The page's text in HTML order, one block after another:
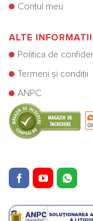
Contul meu
ALTE INFORMATII
Politica de
Termeni și condiții
ANPC